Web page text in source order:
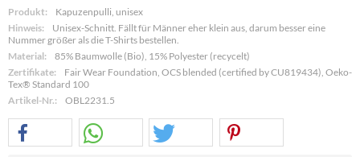
Produkt:
Kapuzenpulli, unisex
Hinweis:
Unisex-Schnitt. Fällt für Männer eher klein aus, darum besser eine
Nummer größer als die T-Shirts bestellen.
Material:
85% Baumwolle (Bio), 15% Polyester (recycelt)
Zertifikate:
Fair Wear Foundation, OCS blended (certified by CU819434), Oeko-
Tex® Standard 100
Artikel-Nr.:
OBL2231.5